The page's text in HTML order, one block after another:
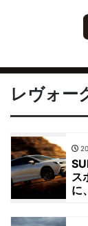
レヴォー
ス
に